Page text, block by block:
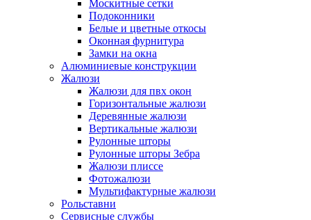
Москитные сетки
Подоконники
Белые и цветные откосы
Оконная фурнитура
Замки на окна
Алюминиевые конструкции
Жалюзи
Жалюзи для пвх окон
Горизонтальные жалюзи
Деревянные жалюзи
Вертикальные жалюзи
Рулонные шторы
Рулонные шторы Зебра
Жалюзи плиссе
Фотожалюзи
Мультифактурные жалюзи
Рольставни
Сервисные службы